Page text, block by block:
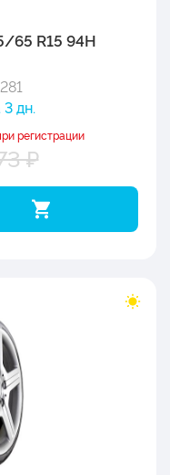
65 R15 94H
дн.
регистрации
₽